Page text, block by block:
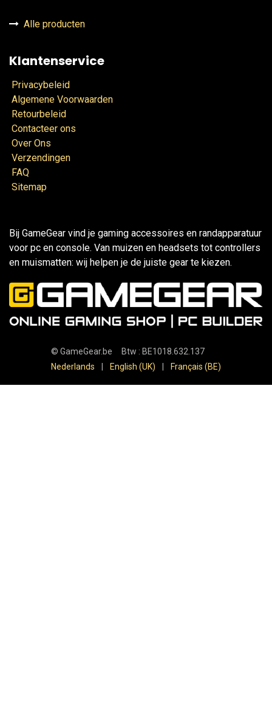
Alle producten
Klantenservice
Privacybeleid
Algemene Voorwaarden
Retourbeleid
Contacteer ons
Over Ons
Verzendingen
FAQ
Sitemap
Bij GameGear vind je gaming accessoires en randapparatuur
voor pc en console. Van muizen en headsets tot controllers
en muismatten: wij helpen je de juiste gear te kiezen.
© GameGear.be Btw : BE1018.632.137
Nederlands
English (UK) Français (BE)